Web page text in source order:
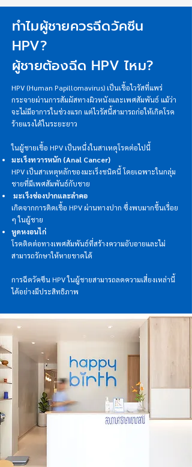
ทำไมผู้ชายควรฉีดวัคซีน
HPV?
ผู้ชายต้องฉีด HPV ไหม?
HPV (Human Papillomavirus) เป็นเชื้อไวรัสที่แพร่
กระจายผ่านการสัมผัสทางผิวหนังและเพศสัมพันธ์ แม้ว่า
จะไม่มีอาการในช่วงแรก แต่ไวรัสนี้สามารถก่อให้เกิดโรค
ร้ายแรงได้ในระยะยาว
ในผู้ชายเชื้อ HPV เป็นหนึ่งในสาเหตุโรคต่อไปนี้
มะเร็งทวารหนัก (Anal Cancer)
HPV เป็นสาเหตุหลักของมะเร็งชนิดนี้ โดยเฉพาะในกลุ่ม
ชายที่มีเพศสัมพันธ์กับชาย
มะเร็งช่องปากและลำคอ
เกิดจากการติดเชื้อ HPV ผ่านทางปาก ซึ่งพบมากขึ้นเรื่อย
ๆ ในผู้ชาย
หูดหงอนไก่
โรคติดต่อทางเพศสัมพันธ์ที่สร้างความอับอายและไม่
สามารถรักษาให้หายขาดได้
การฉีดวัคซีน HPV ในผู้ชายสามารถลดความเสี่ยงเหล่านี้
ได้อย่างมีประสิทธิภาพ